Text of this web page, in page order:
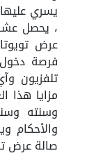
يسري
، يحصل
عرض
فرصة
تلفزيون
مزايا هذا
وسنته
والأحكام
صالة عرض